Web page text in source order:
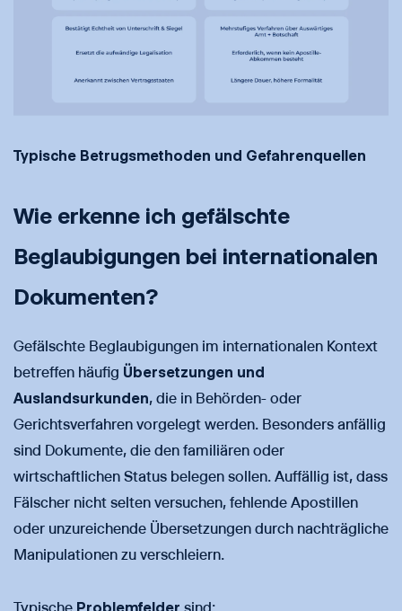
Typische Betrugsmethoden und Gefahrenquellen
Wie erkenne ich gefälschte
Beglaubigungen bei internationalen
Dokumenten?
Gefälschte Beglaubigungen im internationalen Kontext
betreffen häufig Übersetzungen und
Auslandsurkunden, die in Behörden- oder
Gerichtsverfahren vorgelegt werden. Besonders anfällig
sind Dokumente, die den familiären oder
wirtschaftlichen Status belegen sollen. Auffällig ist, dass
Fälscher nicht selten versuchen, fehlende Apostillen
oder unzureichende Übersetzungen durch nachträgliche
Manipulationen zu verschleiern.